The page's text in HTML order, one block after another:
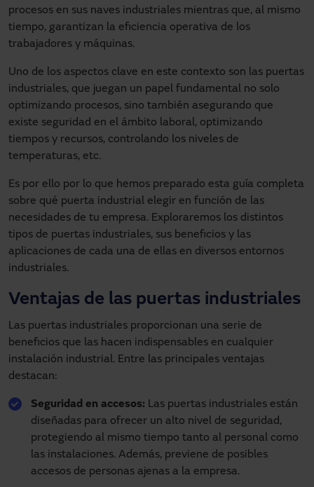
procesos en sus naves industriales mientras que, al mismo
tiempo, garantizan la eficiencia operativa de los
trabajadores y máquinas.
Uno de los aspectos clave en este contexto son las puertas
industriales, que juegan un papel fundamental no solo
optimizando procesos, sino también asegurando que
existe seguridad en el ámbito laboral, optimizando
tiempos y recursos, controlando los niveles de
temperaturas, etc.
Es por ello por lo que hemos preparado esta guía completa
sobre qué puerta industrial elegir en función de las
necesidades de tu empresa. Exploraremos los distintos
tipos de puertas industriales, sus beneficios y las
aplicaciones de cada una de ellas en diversos entornos
industriales.
Ventajas de las puertas industriales
Las puertas industriales proporcionan una serie de
beneficios que las hacen indispensables en cualquier
instalación industrial. Entre las principales ventajas
destacan:
Seguridad en accesos: Las puertas industriales están
diseñadas para ofrecer un alto nivel de seguridad,
protegiendo al mismo tiempo tanto al personal como
las instalaciones. Además, previene de posibles
accesos de personas ajenas a la empresa.